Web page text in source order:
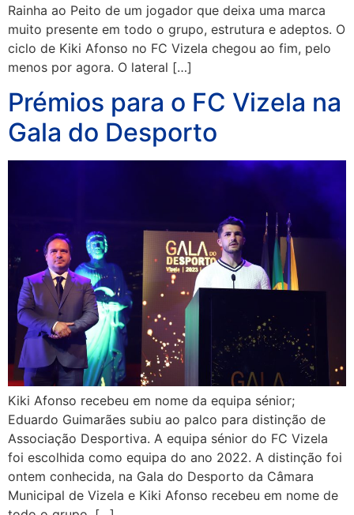
Rainha ao Peito de um jogador que deixa uma marca
muito presente em todo o grupo, estrutura e adeptos. O
ciclo de Kiki Afonso no FC Vizela chegou ao fim, pelo
menos por agora. O lateral […]
Prémios para o FC Vizela na
Gala do Desporto
Kiki Afonso recebeu em nome da equipa sénior;
Eduardo Guimarães subiu ao palco para distinção de
Associação Desportiva. A equipa sénior do FC Vizela
foi escolhida como equipa do ano 2022. A distinção foi
ontem conhecida, na Gala do Desporto da Câmara
Municipal de Vizela e Kiki Afonso recebeu em nome de